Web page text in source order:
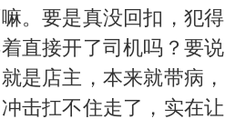
。要是真没回扣，犯得
直接开了司机吗？要说
是店主，本来就带病，
击扛不住走了，实在让